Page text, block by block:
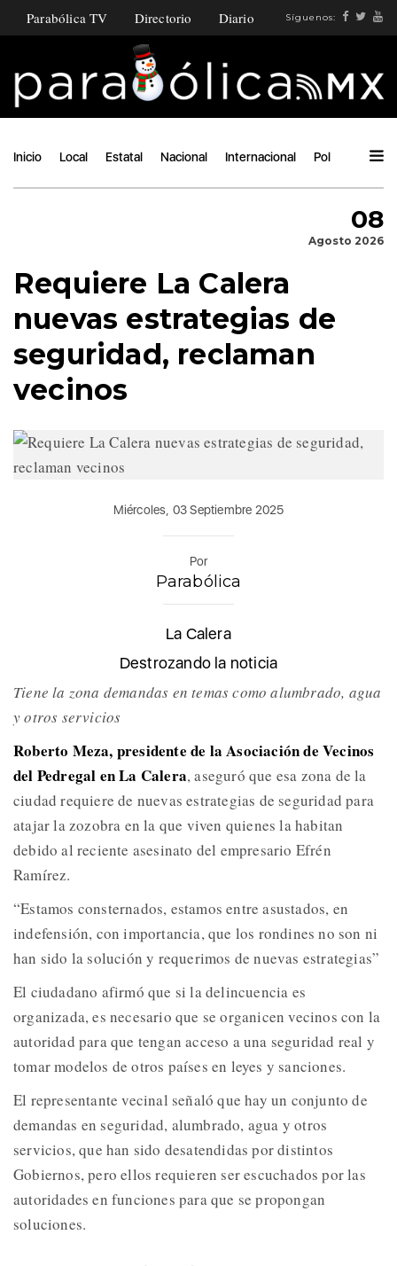
Parabólica TV Directorio Diario Síguenos:
Inicio Local Estatal Nacional Internacional Política
08
Agosto 2026
Requiere La Calera
nuevas estrategias de
seguridad, reclaman
vecinos
Miércoles, 03 Septiembre 2025
Por
Parabólica
La Calera
Destrozando la noticia
Tiene la zona demandas en temas como alumbrado, agua
y otros servicios
Roberto Meza, presidente de la Asociación de Vecinos
del Pedregal en La Calera, aseguró que esa zona de la
ciudad requiere de nuevas estrategias de seguridad para
atajar la zozobra en la que viven quienes la habitan
debido al reciente asesinato del empresario Efrén
Ramírez.
“Estamos consternados, estamos entre asustados, en
indefensión, con importancia, que los rondines no son ni
han sido la solución y requerimos de nuevas estrategias”
El ciudadano afirmó que si la delincuencia es
organizada, es necesario que se organicen vecinos con la
autoridad para que tengan acceso a una seguridad real y
tomar modelos de otros países en leyes y sanciones.
El representante vecinal señaló que hay un conjunto de
demandas en seguridad, alumbrado, agua y otros
servicios, que han sido desatendidas por distintos
Gobiernos, pero ellos requieren ser escuchados por las
autoridades en funciones para que se propongan
soluciones.